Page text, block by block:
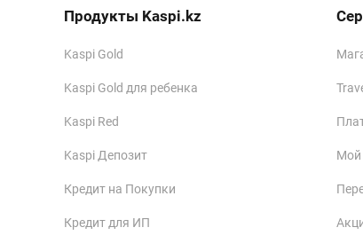
Продукты Kaspi.kz
Kaspi Gold
Kaspi Gold для ребенка
Kaspi Red
Kaspi Депозит
Кредит на Покупки
Кредит для ИП
Мой